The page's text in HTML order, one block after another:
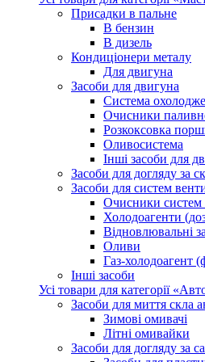
Присадки в пальне
В бензин
В дизель
Кондиціонери металу
Для двигуна
Засоби для двигуна
Система
Очисники
Розкоксовка
Оливосистема
Iнші засоби для
Засоби для догляду за
Засоби для систем
Очисники систем
Холодоагенти
Відновлювальні
Оливи
Газ-холодоагент
Iнші засоби
Усі товари для категорії
Засоби для миття скла
Зимові омивачі
Літні омивайки
Засоби для догляду за